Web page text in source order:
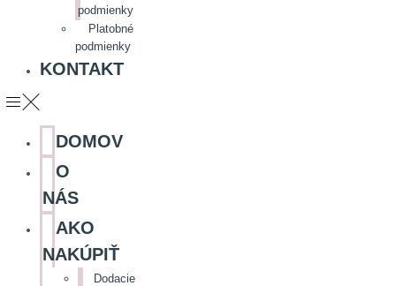
podmienky
Platobné
podmienky
KONTAKT
DOMOV
O
NÁS
AKO
NAKÚPIŤ
Dodacie